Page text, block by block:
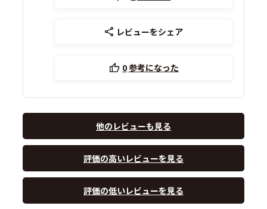
レビューをシェア
0参考になった
他のレビューも見る
評価の高いレビューを見る
評価の低いレビューを見る